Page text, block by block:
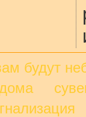
будут
дома